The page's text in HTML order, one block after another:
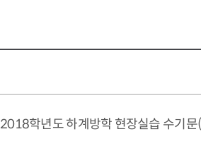
2018학년도 하계방학 현장실습 수기